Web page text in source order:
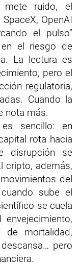
mete ruido, el
OpenAI
el pulso”
el riesgo de
La lectura es
pero el
regulatoria,
Cuando la
nota más.
sencillo: en
rota hacia
disrupción se
cripto, además,
del
sube el
se cuela
de mortalidad,
pero